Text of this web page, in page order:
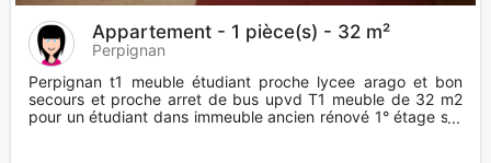
Appartement - 1 pièce(s) - 32 m²
Perpignan
Perpignan t1 meuble étudiant proche lycee arago et bon
secours et proche arret de bus upvd T1 meuble de 32 m2
pour un étudiant dans immeuble ancien rénové 1° étage sur